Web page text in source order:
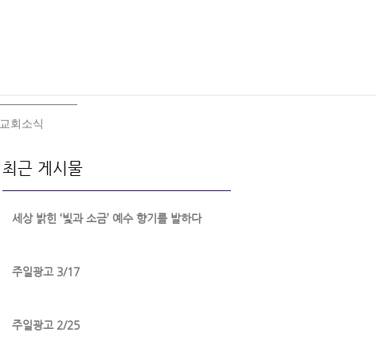
교회소식
최근 게시물
세상 밝힌 ‘빛과 소금’ 예수 향기를 발하다
주일광고 3/17
주일광고 2/25